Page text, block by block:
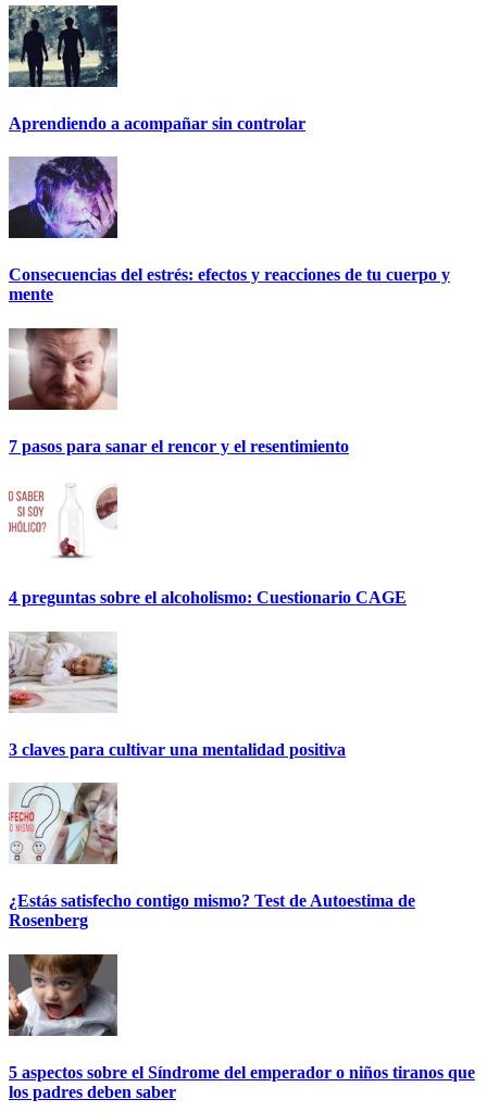
Aprendiendo a acompañar sin controlar
Consecuencias del estrés: efectos y reacciones de tu cuerpo y
mente
7 pasos para sanar el rencor y el resentimiento
4 preguntas sobre el alcoholismo: Cuestionario CAGE
3 claves para cultivar una mentalidad positiva
¿Estás satisfecho contigo mismo? Test de Autoestima de
Rosenberg
5 aspectos sobre el Síndrome del emperador o niños tiranos que
los padres deben saber